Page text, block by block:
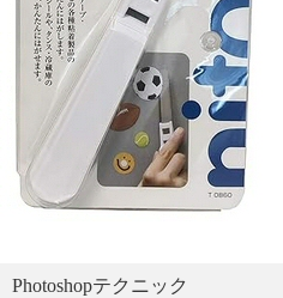
Photoshopテクニック